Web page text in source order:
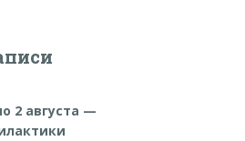
2 августа —